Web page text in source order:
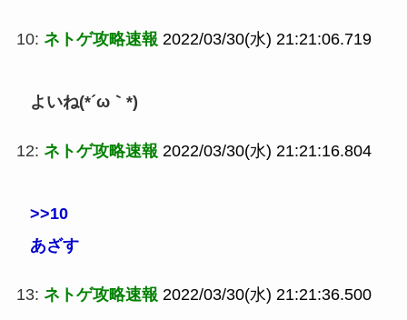
10: ネトゲ攻略速報 2022/03/30(水) 21:21:06.719
よいね(*´ω｀*)
12: ネトゲ攻略速報 2022/03/30(水) 21:21:16.804
>>10
あざす
13: ネトゲ攻略速報 2022/03/30(水) 21:21:36.500